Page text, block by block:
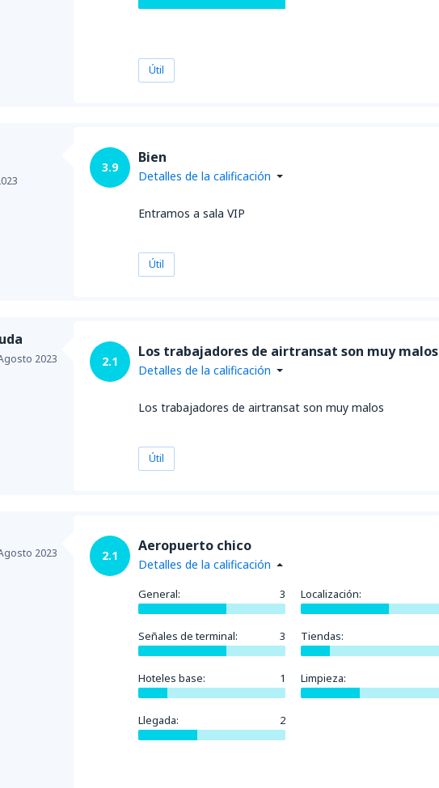
Útil
3.9
Bien
Detalles de la calificación
Entramos a sala VIP
Útil
2023 2.1
Los trabajadores de airtransat son muy malos
Detalles de la calificación
Los trabajadores de airtransat son muy malos
Útil
2023 2.1
Aeropuerto chico
Detalles de la calificación
General: 3 Localización:
Señales de terminal: 3 Tiendas:
Hoteles base: 1 Limpieza:
Llegada: 2